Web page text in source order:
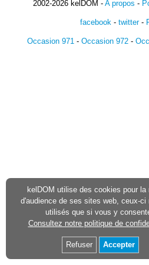
2002-2026 kelDOM - A propos -
facebook- twitter-
Occasion 971 - Occasion 972 -
kelDOM utilise des cookies pour la
d'audience de ses sites web, ceux-ci
utilisés que si vous y
Consultez notre politique de
Refuser Accepter